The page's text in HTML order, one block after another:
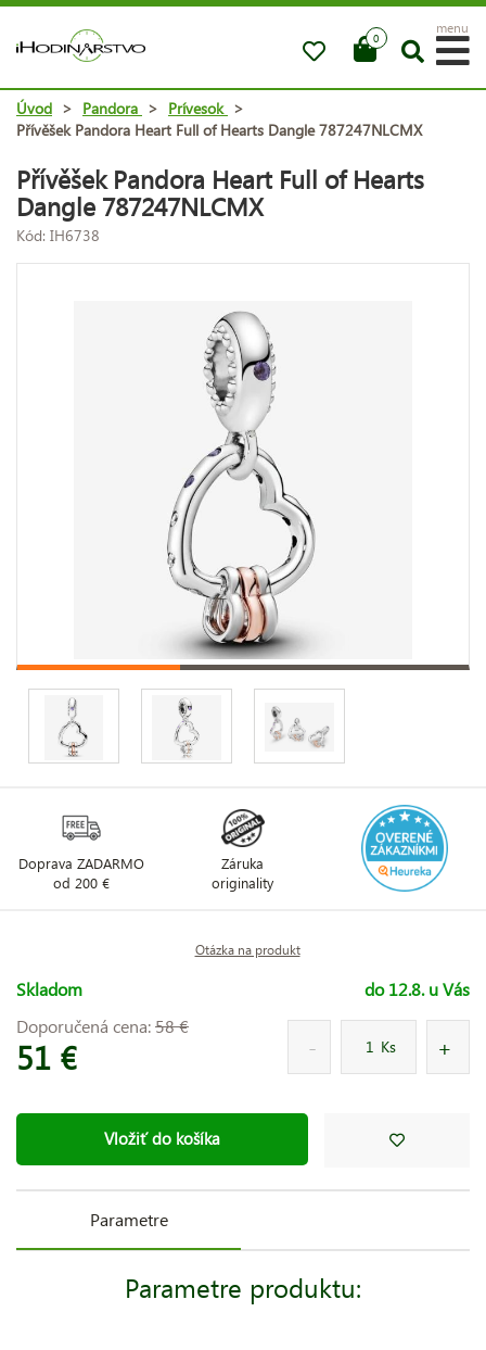
0
menu
Úvod > Pandora > Prívesok >
Přívěšek Pandora Heart Full of Hearts Dangle 787247NLCMX
Přívěšek Pandora Heart Full of Hearts
Dangle 787247NLCMX
Kód: IH6738
Doprava ZADARMO
od 200 €
Záruka
originality
Otázka na produkt
Skladom
do 12.8. u Vás
Doporučená cena:58 €
51 € Ks
Vložiť do košíka
Parametre
Parametre produktu: